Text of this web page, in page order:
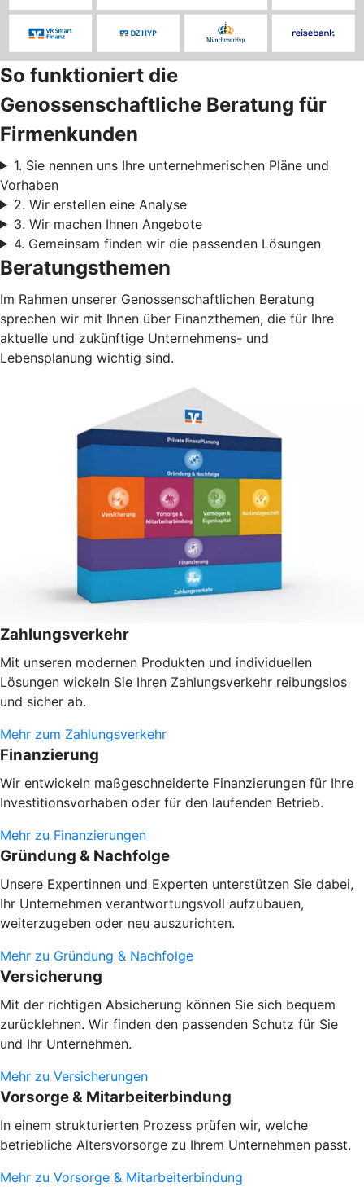
So funktioniert die
Genossenschaftliche Beratung für
Firmenkunden
1. Sie nennen uns Ihre unternehmerischen Pläne und
Vorhaben
2. Wir erstellen eine Analyse
3. Wir machen Ihnen Angebote
4. Gemeinsam finden wir die passenden Lösungen
Beratungsthemen
Im Rahmen unserer Genossenschaftlichen Beratung
sprechen wir mit Ihnen über Finanzthemen, die für Ihre
aktuelle und zukünftige Unternehmens- und
Lebensplanung wichtig sind.
Zahlungsverkehr
Mit unseren modernen Produkten und individuellen
Lösungen wickeln Sie Ihren Zahlungsverkehr reibungslos
und sicher ab.
Mehr zum Zahlungsverkehr
Finanzierung
Wir entwickeln maßgeschneiderte Finanzierungen für Ihre
Investitionsvorhaben oder für den laufenden Betrieb.
Mehr zu Finanzierungen
Gründung & Nachfolge
Unsere Expertinnen und Experten unterstützen Sie dabei,
Ihr Unternehmen verantwortungsvoll aufzubauen,
weiterzugeben oder neu auszurichten.
Mehr zu Gründung & Nachfolge
Versicherung
Mit der richtigen Absicherung können Sie sich bequem
zurücklehnen. Wir finden den passenden Schutz für Sie
und Ihr Unternehmen.
Mehr zu Versicherungen
Vorsorge & Mitarbeiterbindung
In einem strukturierten Prozess prüfen wir, welche
betriebliche Altersvorsorge zu Ihrem Unternehmen passt.
Mehr zu Vorsorge & Mitarbeiterbindung